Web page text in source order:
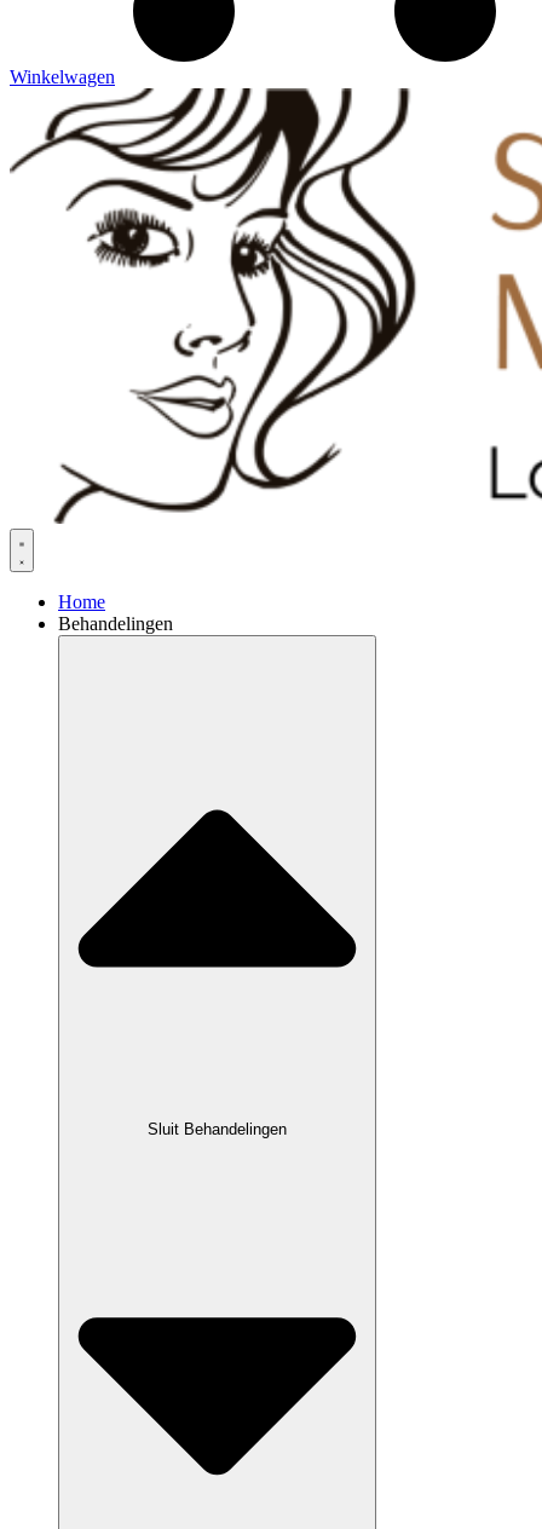
Winkelwagen
Home
Behandelingen
Sluit Behandelingen